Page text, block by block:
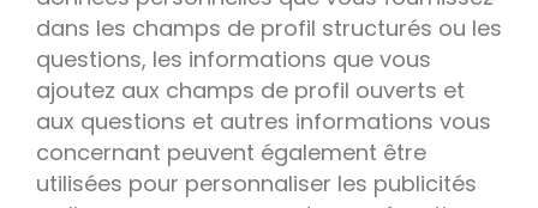
dans les champs de profil structurés ou les
questions, les informations que vous
ajoutez aux champs de profil ouverts et
aux questions et autres informations vous
concernant peuvent également être
utilisées pour personnaliser les publicités